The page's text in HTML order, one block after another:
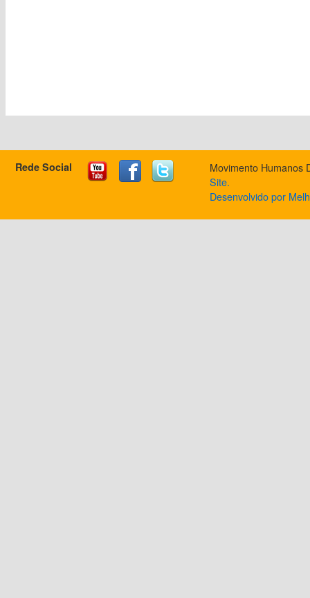
Rede Social
Movimento Humanos
Site.
Desenvolvido por